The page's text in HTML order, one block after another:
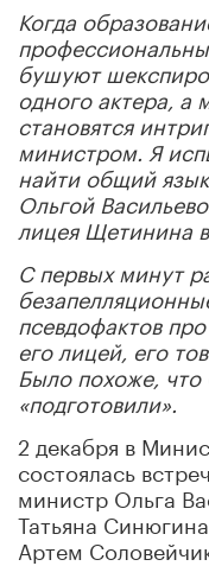
Когда
бушуют
одного актера, а
становятся
министром. Я
найти общий
Ольгой
лицея Щетинина
С первых минут
псевдофактов
его лицей, его
Было похоже,
«подготовили».
2 декабря в
состоялась
министр Ольга
Татьяна
Артем